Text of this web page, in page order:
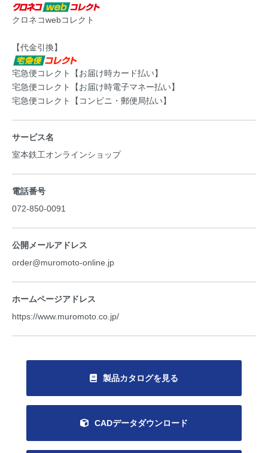
クロネコwebコレクト
【代金引換】
宅急便コレクト【お届け時カード払い】
宅急便コレクト【お届け時電子マネー払い】
宅急便コレクト【コンビニ・郵便局払い】
サービス名
室本鉄工オンラインショップ
電話番号
072-850-0091
公開メールアドレス
order@muromoto-online.jp
ホームページアドレス
https://www.muromoto.co.jp/
製品カタログを見る
CADデータダウンロード